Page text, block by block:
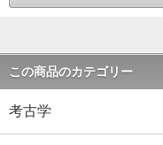
この商品のカテゴリー
考古学